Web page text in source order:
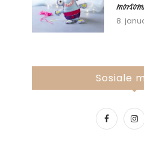
8.
Sosiale